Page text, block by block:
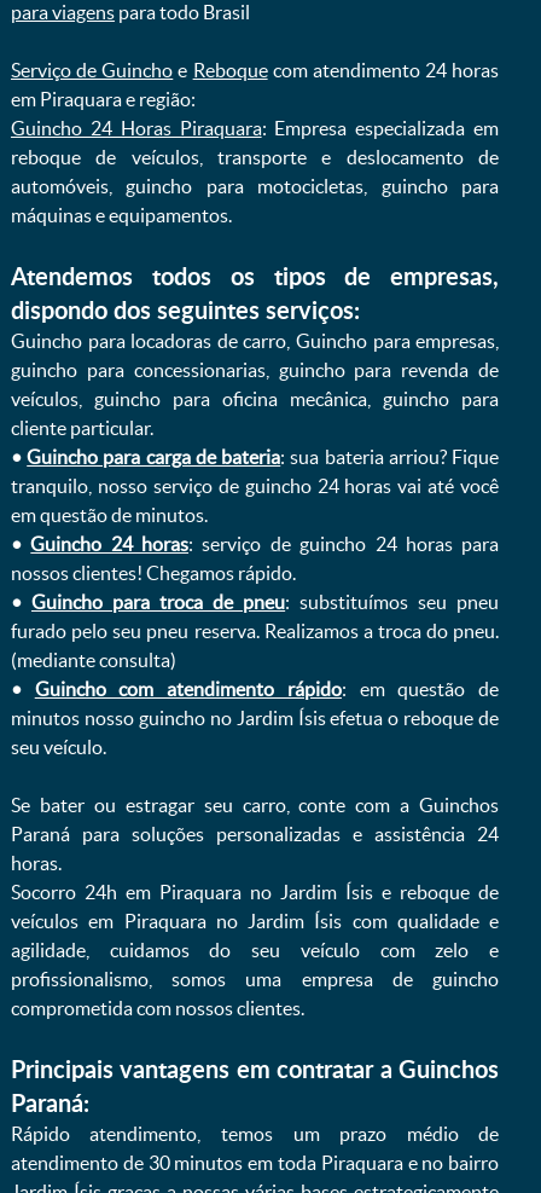
para viagenspara todo Brasil
Serviço de Guincho e Reboquecom atendimento 24 horas
em Piraquara e região:
Guincho 24 Horas Piraquara: Empresa especializada em
reboque de veículos, transporte e deslocamento de
automóveis, guincho para motocicletas, guincho para
máquinas e equipamentos.
Atendemos todos os tipos de empresas,
dispondo dos seguintes serviços:
Guincho para locadoras de carro, Guincho para empresas,
guincho para concessionarias, guincho para revenda de
veículos, guincho para oficina mecânica, guincho para
cliente particular.
•Guincho para carga de bateria: sua bateria arriou? Fique
tranquilo, nosso serviço de guincho 24 horas vai até você
em questão de minutos.
•Guincho 24 horas: serviço de guincho 24 horas para
nossos clientes! Chegamos rápido.
• Guincho para troca de pneu: substituímos seu pneu
furado pelo seu pneu reserva. Realizamos a troca do pneu.
(mediante consulta)
• Guincho com atendimento rápido: em questão de
minutos nosso guincho no Jardim Ísis efetua o reboque de
seu veículo.
Se bater ou estragar seu carro, conte com a Guinchos
Paraná para soluções personalizadas e assistência 24
horas.
Socorro 24h em Piraquara no Jardim Ísis e reboque de
veículos em Piraquara no Jardim Ísis com qualidade e
agilidade, cuidamos do seu veículo com zelo e
profissionalismo, somos uma empresa de guincho
comprometida com nossos clientes.
Principais vantagens em contratar a Guinchos
Paraná:
Rápido atendimento, temos um prazo médio de
atendimento de 30 minutos em toda Piraquara e no bairro